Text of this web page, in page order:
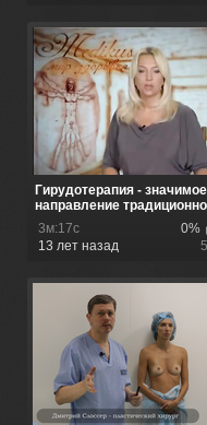
Гирудотерапия - значимое
направление
ме...
3м:17с
0%
13 лет назад